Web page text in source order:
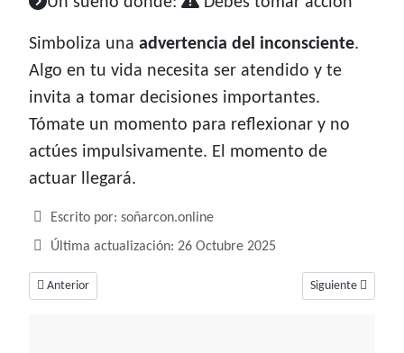
Simboliza una advertencia del inconsciente.
Algo en tu vida necesita ser atendido y te
invita a tomar decisiones importantes.
Tómate un momento para reflexionar y no
actúes impulsivamente. El momento de
actuar llegará.
Detalles
Escrito por: soñarcon.online
Última actualización: 26 Octubre 2025
Artículo anterior: Soñar con cisnes, ¿Qué nos querrá decir?
Anterior Artículo siguiente:
Siguiente